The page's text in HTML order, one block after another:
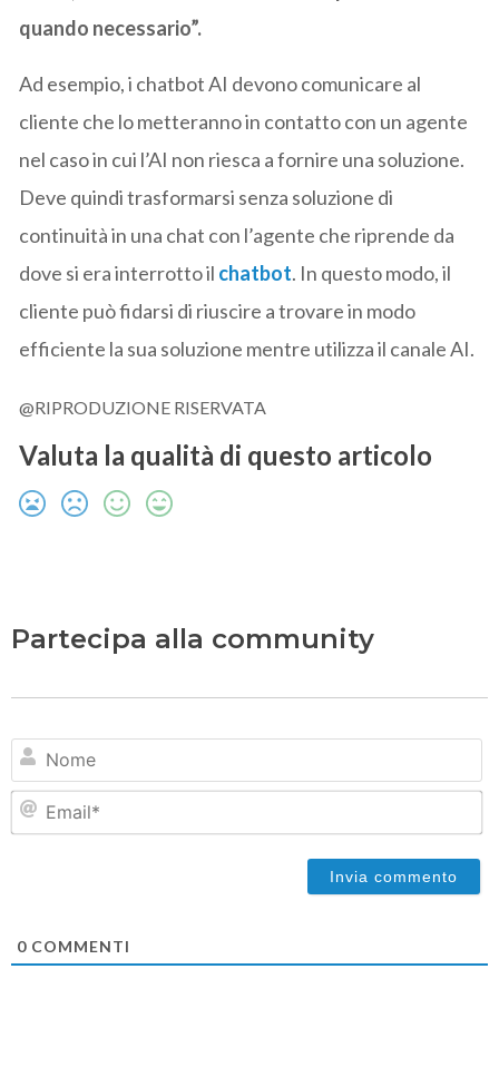
quando necessario”.
Ad esempio, i chatbot AI devono comunicare al
cliente che lo metteranno in contatto con un agente
nel caso in cui l’AI non riesca a fornire una soluzione.
Deve quindi trasformarsi senza soluzione di
continuità in una chat con l’agente che riprende da
dove si era interrotto il chatbot. In questo modo, il
cliente può fidarsi di riuscire a trovare in modo
efficiente la sua soluzione mentre utilizza il canale AI.
@RIPRODUZIONE RISERVATA
Valuta la qualità di questo articolo
Partecipa alla community
0 COMMENTI